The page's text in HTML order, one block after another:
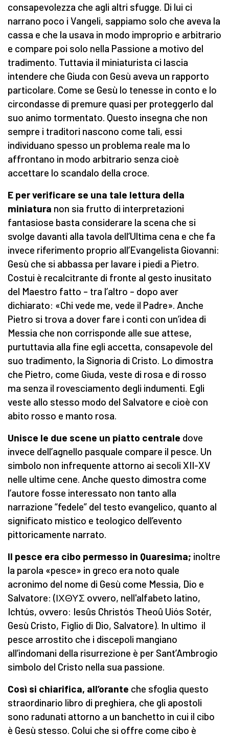
consapevolezza che agli altri sfugge. Di lui ci
narrano poco i Vangeli, sappiamo solo che aveva la
cassa e che la usava in modo improprio e arbitrario
e compare poi solo nella Passione a motivo del
tradimento. Tuttavia il miniaturista ci lascia
intendere che Giuda con Gesù aveva un rapporto
particolare. Come se Gesù lo tenesse in conto e lo
circondasse di premure quasi per proteggerlo dal
suo animo tormentato. Questo insegna che non
sempre i traditori nascono come tali, essi
individuano spesso un problema reale ma lo
affrontano in modo arbitrario senza cioè
accettare lo scandalo della croce.
E per verificare se una tale lettura della
miniatura non sia frutto di interpretazioni
fantasiose basta considerare la scena che si
svolge davanti alla tavola dell’Ultima cena e che fa
invece riferimento proprio all’Evangelista Giovanni:
Gesù che si abbassa per lavare i piedi a Pietro.
Costui è recalcitrante di fronte al gesto inusitato
del Maestro fatto – tra l’altro – dopo aver
dichiarato: «Chi vede me, vede il Padre». Anche
Pietro si trova a dover fare i conti con un’idea di
Messia che non corrisponde alle sue attese,
purtuttavia alla fine egli accetta, consapevole del
suo tradimento, la Signoria di Cristo. Lo dimostra
che Pietro, come Giuda, veste di rosa e di rosso
ma senza il rovesciamento degli indumenti. Egli
veste allo stesso modo del Salvatore e cioè con
abito rosso e manto rosa.
Unisce le due scene un piatto centrale dove
invece dell’agnello pasquale compare il pesce. Un
simbolo non infrequente attorno ai secoli XII-XV
nelle ultime cene. Anche questo dimostra come
l’autore fosse interessato non tanto alla
narrazione “fedele” del testo evangelico, quanto al
significato mistico e teologico dell’evento
pittoricamente narrato.
Il pesce era cibo permesso in Quaresima; inoltre
la parola «pesce» in greco era noto quale
acronimo del nome di Gesù come Messia, Dio e
Salvatore: (ΙΧΘΥΣ ovvero, nell'alfabeto latino,
Ichtús, ovvero: Iesûs Christós Theoû Uiós Sotér,
Gesù Cristo, Figlio di Dio, Salvatore). In ultimo il
pesce arrostito che i discepoli mangiano
all’indomani della risurrezione è per Sant’Ambrogio
simbolo del Cristo nella sua passione.
Così si chiarifica, all’orante che sfoglia questo
straordinario libro di preghiera, che gli apostoli
sono radunati attorno a un banchetto in cui il cibo
è Gesù stesso. Colui che si offre come cibo è